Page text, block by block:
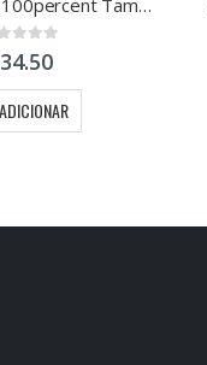
Luvas Brisker 100percent Tamanho L
of 5
34.50
ADICIONAR